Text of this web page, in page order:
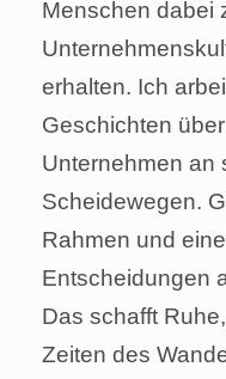
Menschen dabei
erhalten. Ich
Geschichten
Unternehmen an
Scheidewegen.
Rahmen und
Entscheidungen
Das schafft
Zeiten des